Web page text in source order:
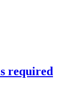
required